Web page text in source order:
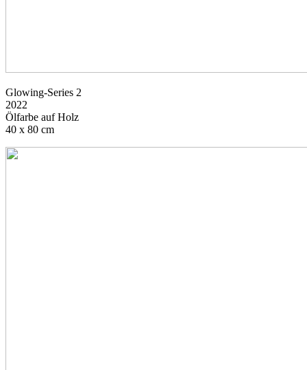
Glowing-Series 2
2022
Ölfarbe auf Holz
40 x 80 cm